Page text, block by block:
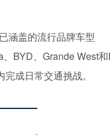
涵盖的流行品牌车型
BYD、Grande West
成日常交通挑战。